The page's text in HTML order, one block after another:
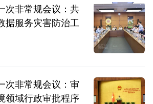
次非常规会议：共
据服务灾害防治工
次非常规会议：审
领域行政审批程序